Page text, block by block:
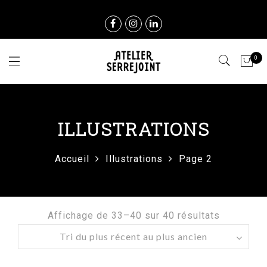
0
ILLUSTRATIONS
Accueil Illustrations Page 2
Affichage de 33–40 sur 40 résultats
Trié